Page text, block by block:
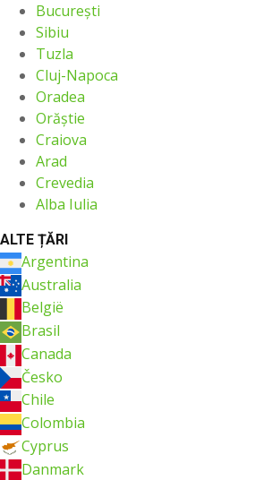
București
Sibiu
Tuzla
Cluj-Napoca
Oradea
Orăştie
Craiova
Arad
Crevedia
Alba Iulia
ALTE ȚĂRI
Argentina
Australia
België
Brasil
Canada
Česko
Chile
Colombia
Cyprus
Danmark